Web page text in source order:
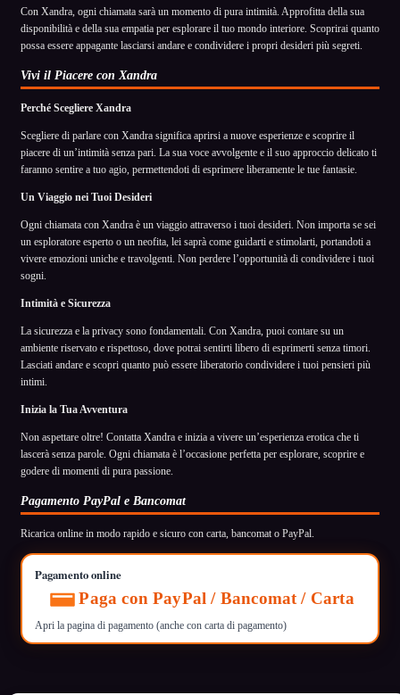
Con Xandra, ogni chiamata sarà un momento di pura intimità. Approfitta della sua
disponibilità e della sua empatia per esplorare il tuo mondo interiore. Scoprirai quanto
possa essere appagante lasciarsi andare e condividere i propri desideri più segreti.
Vivi il Piacere con Xandra
Perché Scegliere Xandra
Scegliere di parlare con Xandra significa aprirsi a nuove esperienze e scoprire il
piacere di un’intimità senza pari. La sua voce avvolgente e il suo approccio delicato ti
faranno sentire a tuo agio, permettendoti di esprimere liberamente le tue fantasie.
Un Viaggio nei Tuoi Desideri
Ogni chiamata con Xandra è un viaggio attraverso i tuoi desideri. Non importa se sei
un esploratore esperto o un neofita, lei saprà come guidarti e stimolarti, portandoti a
vivere emozioni uniche e travolgenti. Non perdere l’opportunità di condividere i tuoi
sogni.
Intimità e Sicurezza
La sicurezza e la privacy sono fondamentali. Con Xandra, puoi contare su un
ambiente riservato e rispettoso, dove potrai sentirti libero di esprimerti senza timori.
Lasciati andare e scopri quanto può essere liberatorio condividere i tuoi pensieri più
intimi.
Inizia la Tua Avventura
Non aspettare oltre! Contatta Xandra e inizia a vivere un’esperienza erotica che ti
lascerà senza parole. Ogni chiamata è l’occasione perfetta per esplorare, scoprire e
godere di momenti di pura passione.
Pagamento PayPal e Bancomat
Ricarica online in modo rapido e sicuro con carta, bancomat o PayPal.
Pagamento online
Paga con PayPal / Bancomat / Carta
Apri la pagina di pagamento (anche con carta di pagamento)